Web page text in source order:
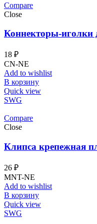
Compare
Close
Коннекторы-иголки
18 ₽
CN-NE
Add to wishlist
В корзину
Quick view
SWG
Compare
Close
Клипса крепежная
26 ₽
MNT-NE
Add to wishlist
В корзину
Quick view
SWG